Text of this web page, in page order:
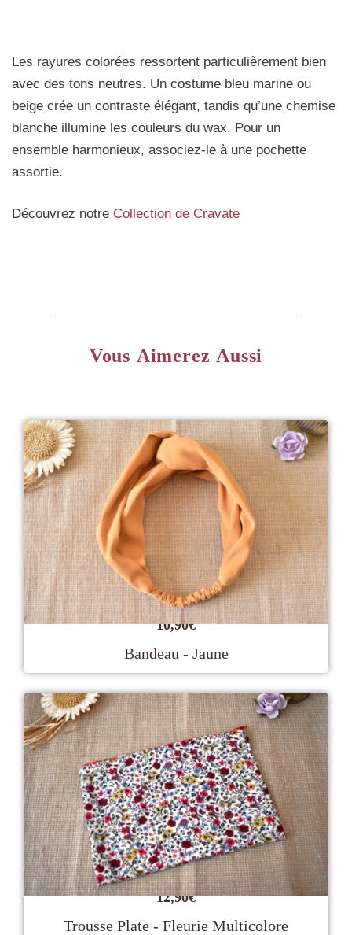
Les rayures colorées ressortent particulièrement bien
avec des tons neutres. Un costume bleu marine ou
beige crée un contraste élégant, tandis qu’une chemise
blanche illumine les couleurs du wax. Pour un
ensemble harmonieux, associez-le à une pochette
assortie.
Découvrez notre Collection de Cravate
Vous Aimerez Aussi
10,90€
Bandeau - Jaune
12,90€
Trousse Plate - Fleurie Multicolore